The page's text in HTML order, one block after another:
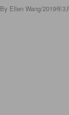
By Ellen Wang/2019年3